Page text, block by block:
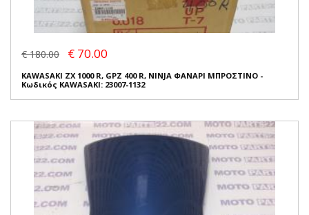
€ 180.00 € 70.00
KAWASAKI ZX 1000 R, GPZ 400 R, NINJA ΦΑΝΑΡΙ ΜΠΡΟΣΤΙΝΟ -
Κωδικός KAWASAKI: 23007-1132